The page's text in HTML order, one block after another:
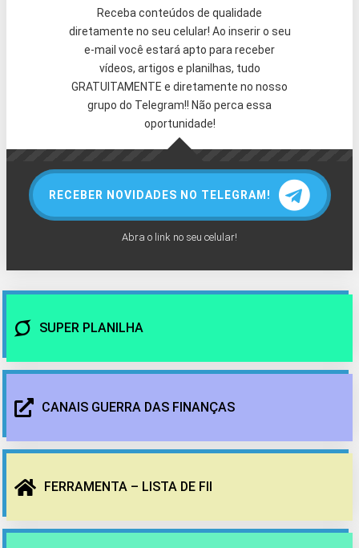
Receba conteúdos de qualidade
diretamente no seu celular! Ao inserir o seu
e-mail você estará apto para receber
vídeos, artigos e planilhas, tudo
GRATUITAMENTE e diretamente no nosso
grupo do Telegram!! Não perca essa
oportunidade!
RECEBER NOVIDADES NO TELEGRAM!
Abra o link no seu celular!
SUPER PLANILHA
CANAIS GUERRA DAS FINANÇAS
FERRAMENTA – LISTA DE FII